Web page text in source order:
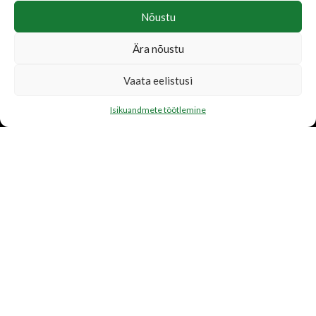
Nõustu
Ära nõustu
Vaata eelistusi
Isikuandmete töötlemine